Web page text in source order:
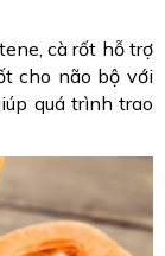
cà rốt hỗ trợ
cho não bộ với
quá trình trao